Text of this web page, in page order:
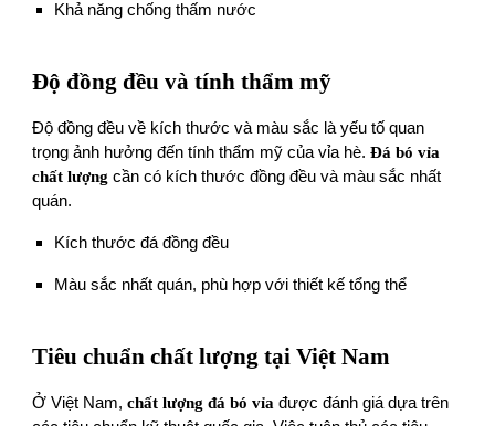
Khả năng chống thấm nước
Độ đồng đều và tính thẩm mỹ
Độ đồng đều về kích thước và màu sắc là yếu tố quan
trọng ảnh hưởng đến tính thẩm mỹ của vỉa hè.Đá bó vỉa
chất lượng cần có kích thước đồng đều và màu sắc nhất
quán.
Kích thước đá đồng đều
Màu sắc nhất quán, phù hợp với thiết kế tổng thể
Tiêu chuẩn chất lượng tại Việt Nam
Ở Việt Nam,chất lượng đá bó vỉa được đánh giá dựa trên